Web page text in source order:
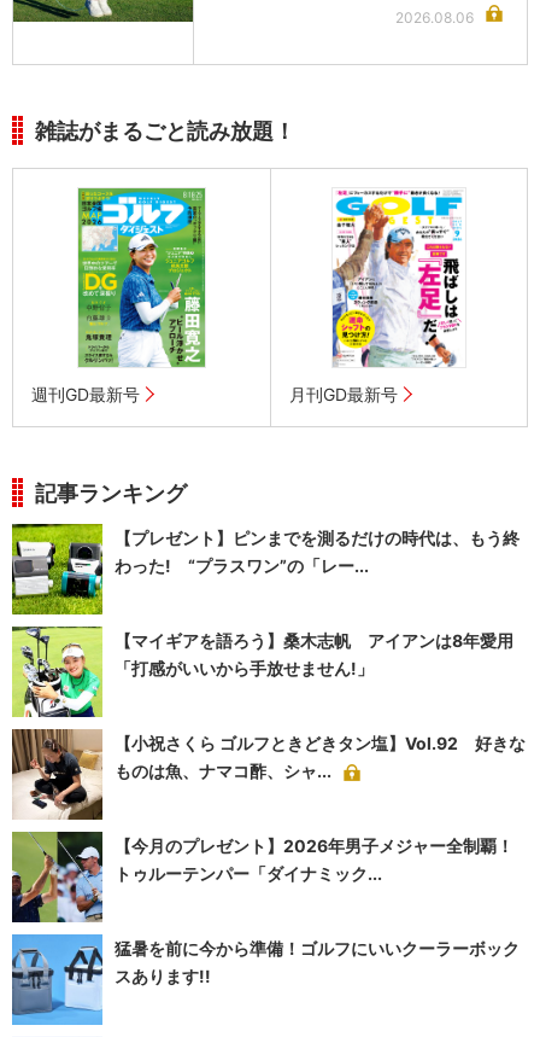
2026.08.06
雑誌がまるごと読み放題！
週刊GD最新号 月刊GD最新号
記事ランキング
【プレゼント】ピンまでを測るだけの時代は、もう終
わった! “プラスワン”の「レー...
【マイギアを語ろう】桑木志帆 アイアンは8年愛用
「打感がいいから手放せません!」
【小祝さくら ゴルフときどきタン塩】Vol.92 好きな
ものは魚、ナマコ酢、シャ...
【今月のプレゼント】2026年男子メジャー全制覇！
トゥルーテンパー「ダイナミック...
猛暑を前に今から準備！ゴルフにいいクーラーボック
スあります!!